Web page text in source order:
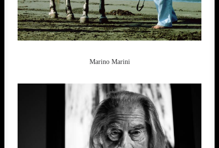
Marino Marini